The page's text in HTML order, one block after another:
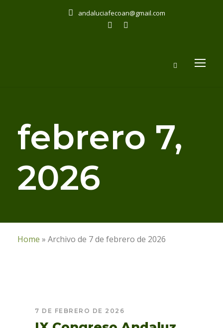
andaluciafecoan@gmail.com
febrero 7,
2026
Home » Archivo de 7 de febrero de 2026
7 DE FEBRERO DE 2026